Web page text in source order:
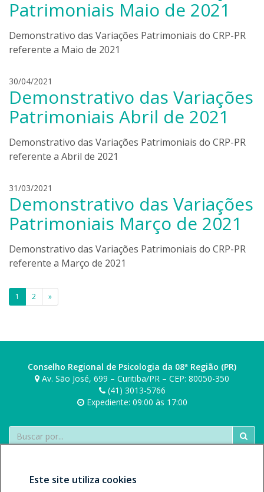
e
s
k
n
r
o
i
e
s
k
Patrimoniais Maio de 2021
Demonstrativo das Variações Patrimoniais do CRP-PR
referente a Maio de 2021
30/04/2021
e
a
n
r
o
i
e
s
k
Demonstrativo das Variações
Patrimoniais Abril de 2021
Demonstrativo das Variações Patrimoniais do CRP-PR
referente a Abril de 2021
31/03/2021
e
a
n
r
o
o
n
r
k
i
Demonstrativo das Variações
Patrimoniais Março de 2021
Demonstrativo das Variações Patrimoniais do CRP-PR
referente a Março de 2021
Paginação
posts
1 2 »
Conselho Regional de Psicologia da 08ª Região (PR)
Av. São José, 699 – Curitiba/PR – CEP: 80050-350
(41) 3013-5766
Expediente: 09:00 às 17:00
Buscar
Este site utiliza cookies